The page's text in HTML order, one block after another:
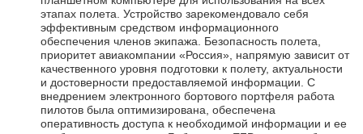
этапах полета. Устройство зарекомендовало себя
эффективным средством информационного
обеспечения членов экипажа. Безопасность полета,
приоритет авиакомпании «Россия», напрямую зависит от
качественного уровня подготовки к полету, актуальности
и достоверности предоставляемой информации. С
внедрением электронного бортового портфеля работа
пилотов была оптимизирована, обеспечена
оперативность доступа к необходимой информации и ее